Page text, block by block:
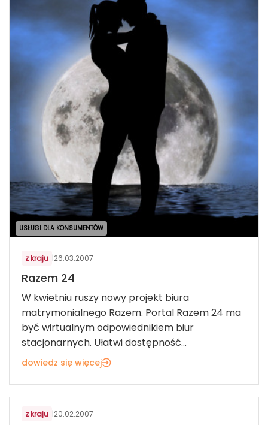
USŁUGI DLA KONSUMENTÓW
z kraju |26.03.2007
Razem 24
W kwietniu ruszy nowy projekt biura
matrymonialnego Razem. Portal Razem 24 ma
być wirtualnym odpowiednikiem biur
stacjonarnych. Ułatwi dostępność...
dowiedz się więcej
USŁUGI DLA KONSUMENTÓW
z kraju |20.02.2007